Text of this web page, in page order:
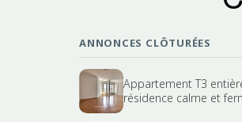
ANNONCES CLÔTURÉES
Appartement T3
résidence calme et